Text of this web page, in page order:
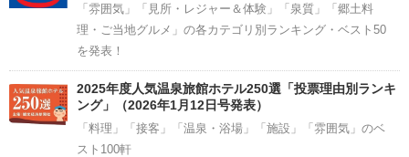
「雰囲気」「見所・レジャー＆体験」「泉質」「郷土料
理・ご当地グルメ」の各カテゴリ別ランキング・ベスト50
を発表！
2025年度人気温泉旅館ホテル250選「投票理由別ランキ
ング」（2026年1月12日号発表）
「料理」「接客」「温泉・浴場」「施設」「雰囲気」のベ
スト100軒